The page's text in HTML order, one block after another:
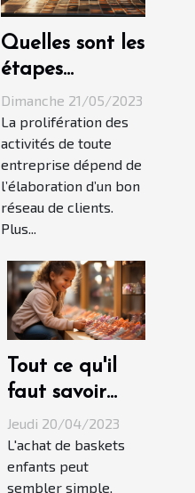
Quelles sont les
étapes
d’établissement
d’un
partenariat
commercial ?
Dimanche 21/05/2023
La prolifération des
activités de toute
entreprise dépend de
l’élaboration d’un bon
réseau de clients.
Plus...
Tout ce qu'il
faut savoir
avant l'achat
des baskets
enfants
Jeudi 20/04/2023
L'achat de baskets
enfants peut
sembler simple,